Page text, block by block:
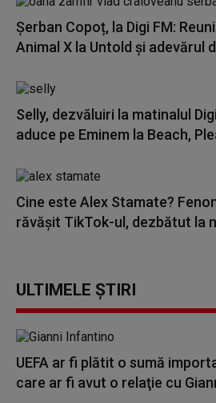
Șerban Copoț, la Digi FM:
Animal X la Untold și adevărul
Selly, dezvăluiri la matinalul
aduce pe Eminem la Beach,
Cine este Alex Stamate?
răvășit TikTok-ul, dezbătut la
ULTIMELE ȘTIRI
UEFA ar fi plătit o sumă
care ar fi avut o relaţie cu